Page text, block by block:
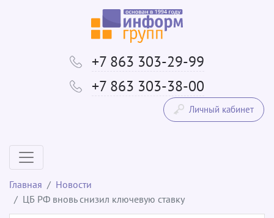
+7 863 303-29-99
+7 863 303-38-00
Личный кабинет
Главная
Новости
ЦБ РФ вновь снизил ключевую ставку